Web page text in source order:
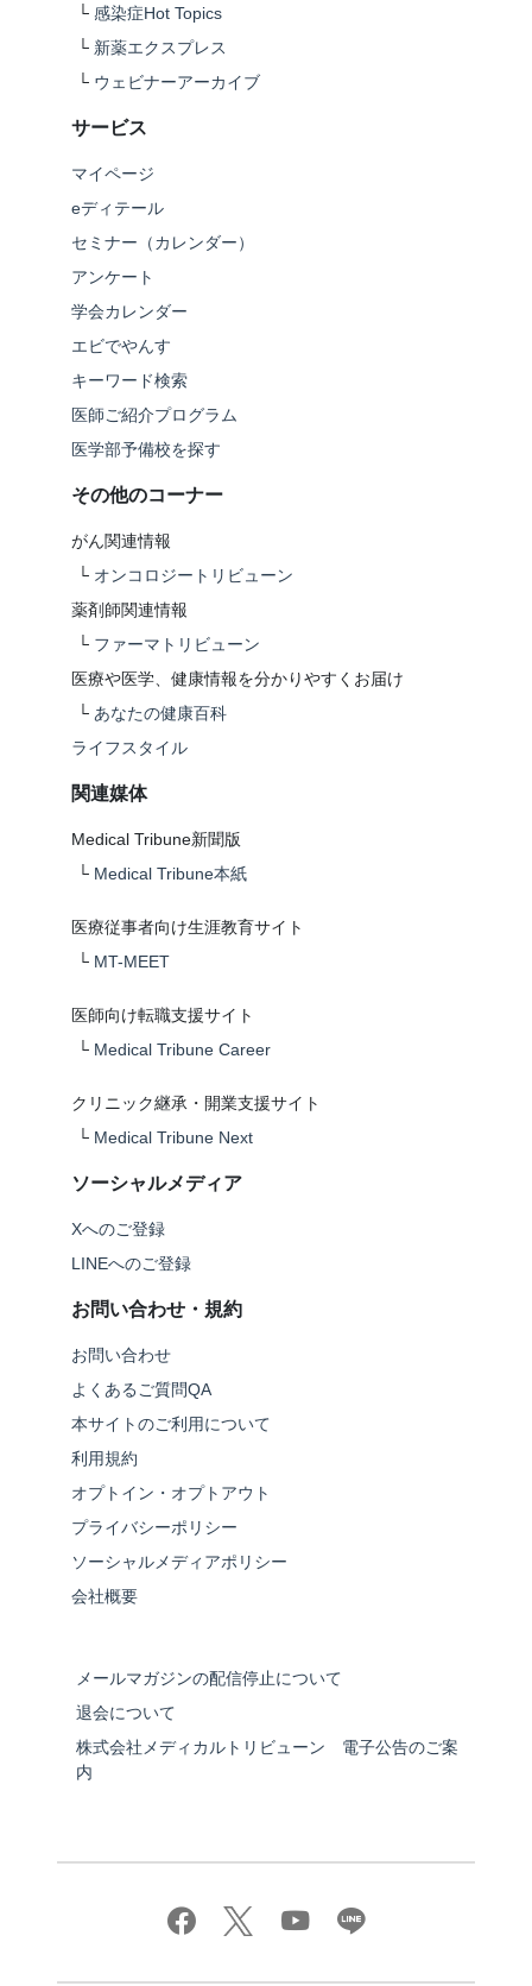
└ 感染症Hot Topics
└ 新薬エクスプレス
└ ウェビナーアーカイブ
サービス
マイページ
eディテール
セミナー（カレンダー）
アンケート
学会カレンダー
エビでやんす
キーワード検索
医師ご紹介プログラム
医学部予備校を探す
その他のコーナー
がん関連情報
└ オンコロジートリビューン
薬剤師関連情報
└ ファーマトリビューン
医療や医学、健康情報を分かりやすくお届け
└ あなたの健康百科
ライフスタイル
関連媒体
Medical Tribune新聞版
└ Medical Tribune本紙
医療従事者向け生涯教育サイト
└ MT-MEET
医師向け転職支援サイト
└ Medical Tribune Career
クリニック継承・開業支援サイト
└ Medical Tribune Next
ソーシャルメディア
Xへのご登録
LINEへのご登録
お問い合わせ・規約
お問い合わせ
よくあるご質問QA
本サイトのご利用について
利用規約
オプトイン・オプトアウト
プライバシーポリシー
ソーシャルメディアポリシー
会社概要
メールマガジンの配信停止について
退会について
株式会社メディカルトリビューン 電子公告のご案
内